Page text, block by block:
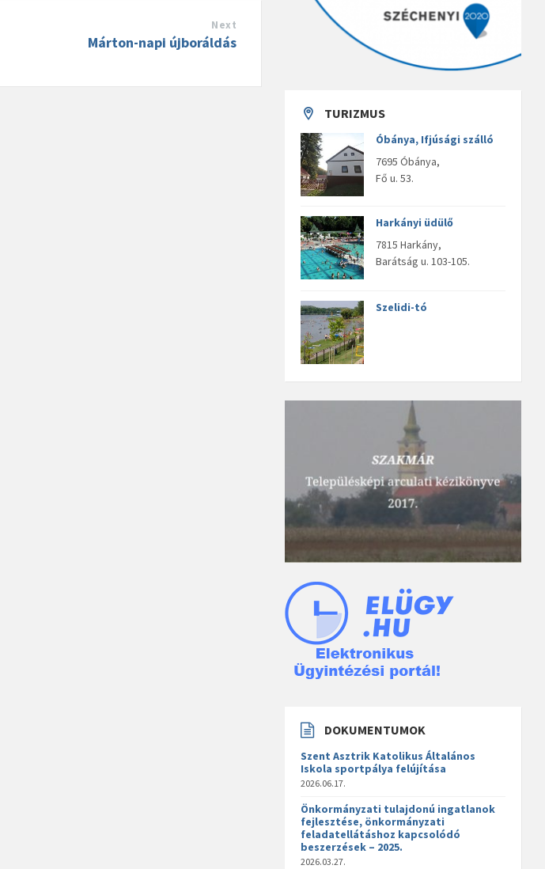
Next
Márton-napi újboráldás
TURIZMUS
Óbánya, Ifjúsági szálló
7695 Óbánya,
Fő u. 53.
Harkányi üdülő
7815 Harkány,
Barátság u. 103-105.
Szelidi-tó
DOKUMENTUMOK
Szent Asztrik Katolikus Általános
Iskola sportpálya felújítása
2026.06.17.
Önkormányzati tulajdonú ingatlanok
fejlesztése, önkormányzati
feladatellátáshoz kapcsolódó
beszerzések – 2025.
2026.03.27.